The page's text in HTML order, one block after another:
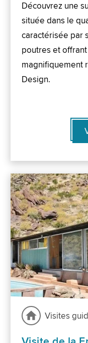
Découvrez une
située dans le
caractérisée par
poutres et
magnifiquement
Design.
Visites